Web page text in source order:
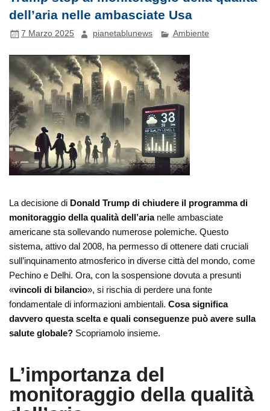
dell’aria nelle ambasciate Usa
7 Marzo 2025 pianetablunews Ambiente
La decisione di Donald Trump di chiudere il programma di
monitoraggio della qualità dell’arianelle ambasciate
americane sta sollevando numerose polemiche. Questo
sistema, attivo dal 2008, ha permesso di ottenere dati cruciali
sull’inquinamento atmosferico in diverse città del mondo, come
Pechino e Delhi. Ora, con la sospensione dovuta a presunti
«vincoli di bilancio», si rischia di perdere una fonte
fondamentale di informazioni ambientali.Cosa significa
davvero questa scelta e quali conseguenze può avere sulla
salute globale? Scopriamolo insieme.
L’importanza del
monitoraggio della qualità